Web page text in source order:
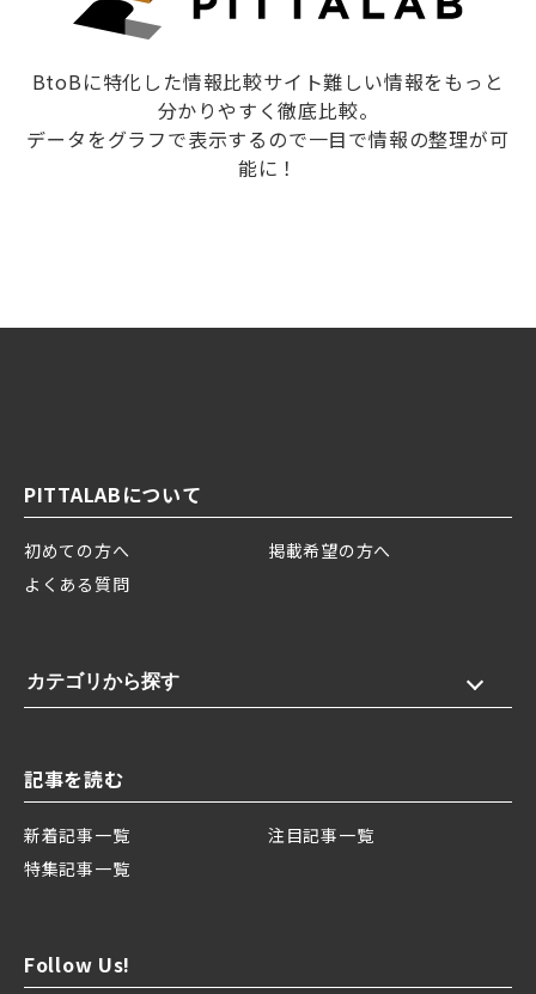
BtoBに特化した情報比較サイト難しい情報をもっと
分かりやすく徹底比較。
データをグラフで表示するので一目で情報の整理が可
能に！
PITTALABについて
初めての方へ
掲載希望の方へ
よくある質問
カテゴリから探す
記事を読む
新着記事一覧
注目記事一覧
特集記事一覧
Follow Us!